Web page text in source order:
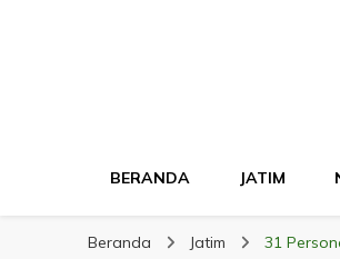
BERANDA JATIM
Beranda Jatim 31